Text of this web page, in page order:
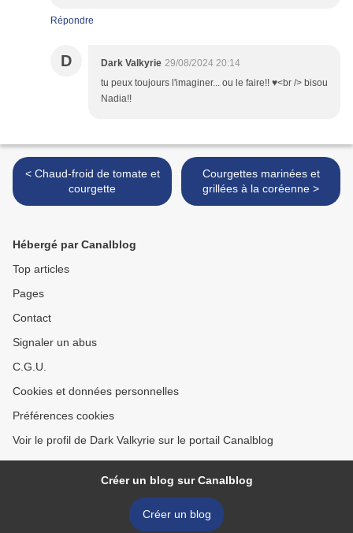
Répondre
D Dark Valkyrie 29/08/2024 20:14
tu peux toujours l'imaginer... ou le faire!! ♥<br /> bisou
Nadia!!
< Chaud-froid de tomate et
courgette
Courgettes marinées et
grillées à la coréenne >
Hébergé par Canalblog
Top articles
Pages
Contact
Signaler un abus
C.G.U.
Cookies et données personnelles
Préférences cookies
Voir le profil de Dark Valkyrie sur le portail Canalblog
Créer un blog sur Canalblog
Créer un blog